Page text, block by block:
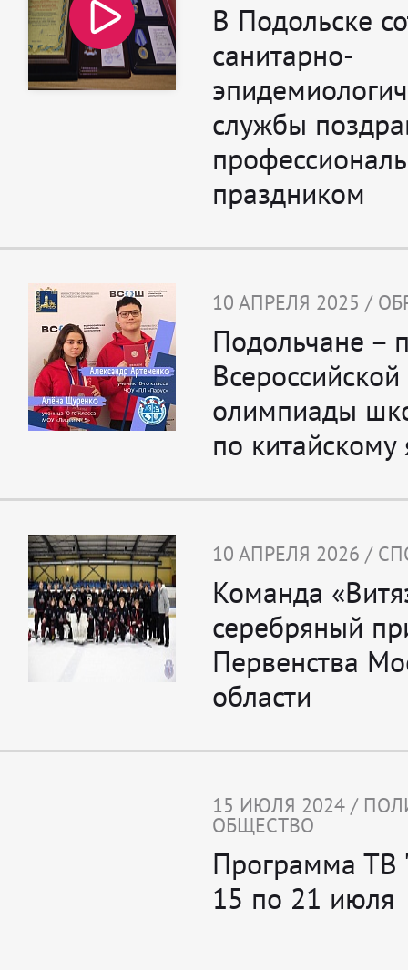
В Подольске
санитарно-
службы
праздником
10 АПРЕЛЯ 2025 /
Подольчане –
Всероссийской
олимпиады
по китайскому
10 АПРЕЛЯ 2026 /
Команда
серебряный
Первенства
области
15 ИЮЛЯ 2024 /
ОБЩЕСТВО
Программа ТВ
15 по 21 июля